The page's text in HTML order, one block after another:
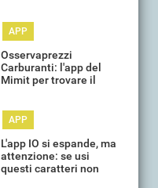
APP
Osservaprezzi
Carburanti: l'app del
Mimit per trovare il
APP
L'app IO si espande, ma
attenzione: se usi
questi caratteri non